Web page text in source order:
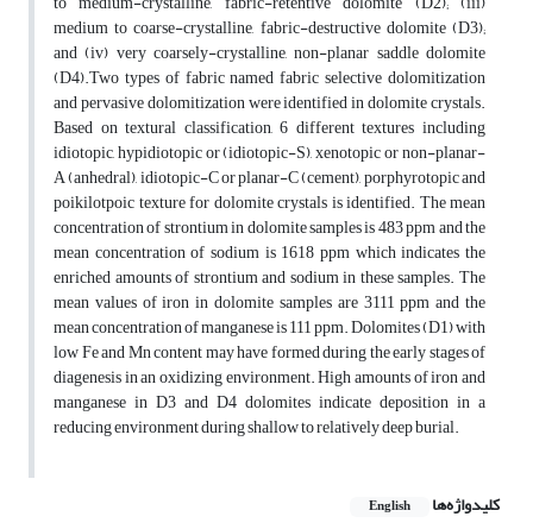
medium to coarse-crystalline, fabric-destructive dolomite (D3);
and (iv) very coarsely-crystalline, non-planar saddle dolomite
(D4).Two types of fabric named fabric selective dolomitization
and pervasive dolomitization were identified in dolomite crystals.
Based on textural classification, 6 different textures including
idiotopic, hypidiotopic or (idiotopic-S), xenotopic or non-planar-
A (anhedral), idiotopic-C or planar-C (cement), porphyrotopic and
poikilotpoic texture for dolomite crystals is identified. The mean
concentration of strontium in dolomite samples is 483 ppm and the
mean concentration of sodium is 1618 ppm which indicates the
enriched amounts of strontium and sodium in these samples. The
mean values of iron in dolomite samples are 3111 ppm and the
mean concentration of manganese is 111 ppm. Dolomites (D1) with
low Fe and Mn content may have formed during the early stages of
diagenesis in an oxidizing environment. High amounts of iron and
manganese in D3 and D4 dolomites indicate deposition in a
reducing environment during shallow to relatively deep burial.
کلیدواژه‌ها English